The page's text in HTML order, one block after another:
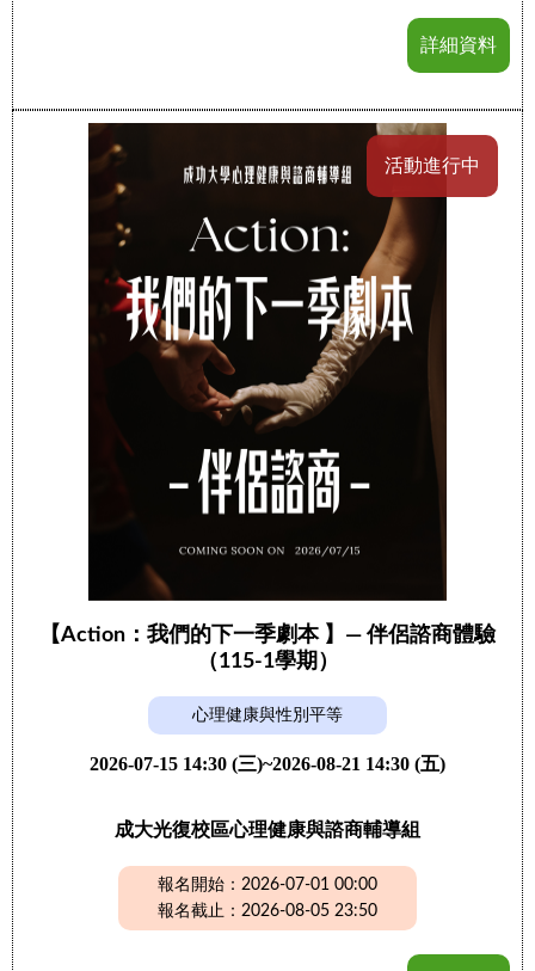
詳細資料
活動進行中
【Action：我們的下一季劇本 】— 伴侶諮商體驗
（115-1學期）
心理健康與性別平等
2026-07-15 14:30 (三)~2026-08-21 14:30 (五)
成大光復校區心理健康與諮商輔導組
報名開始：2026-07-01 00:00
報名截止：2026-08-05 23:50